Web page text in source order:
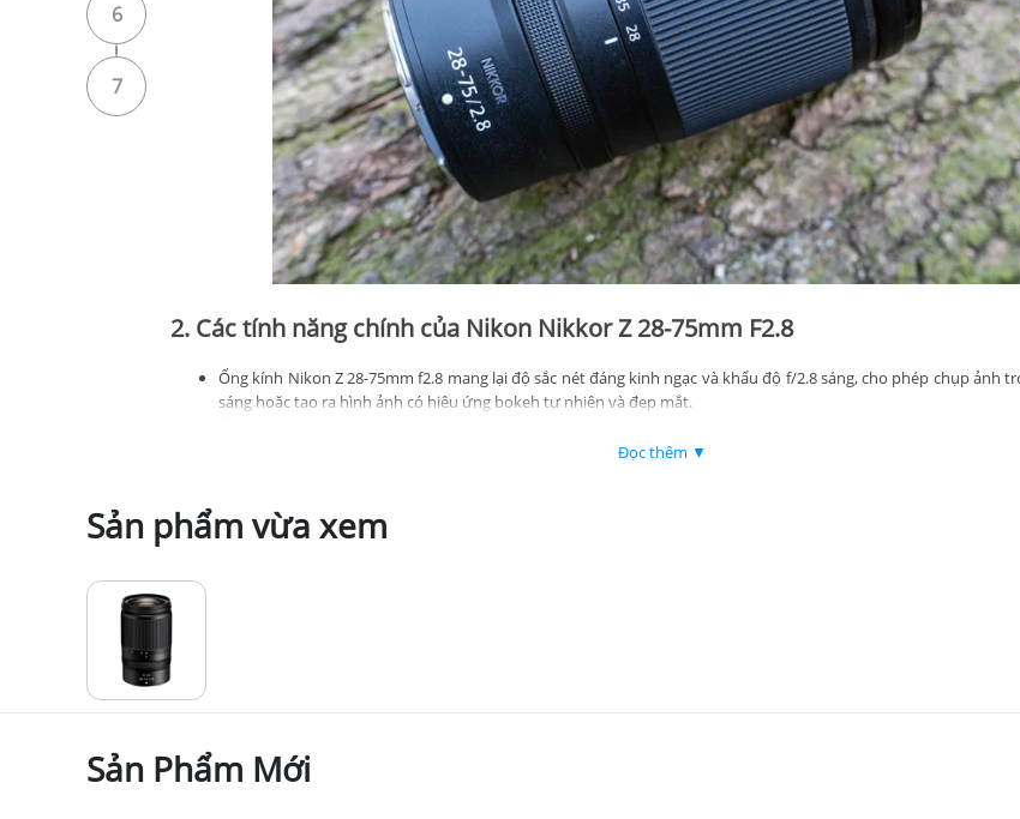
6
7
2. Các tính năng chính của Nikon Nikkor Z 28-75mm F2.8
Ống kính Nikon Z 28-75mm f2.8 mang lại độ sắc nét đáng kinh ngạc và khẩu độ f/2.8 sáng, cho phép chụp ảnh
sáng hoặc tạo ra hình ảnh có hiệu ứng bokeh tự nhiên và đẹp mắt.
hợp để sử dụng với gimbal để tạo nội dung và sản xuất video.
Khoảng cách lấy nét tối thiểu là 0,62ft (0,19m) cho phép người dùng chụp được những chi tiết phức tạp.
Nhờ sử dụng động cơ bước (STM), ống kính mang lại khả năng lấy nét tự động nhanh chóng, êm ái, lý tưởng
3. Ưu điểm của Nikon Nikkor Z 28-75mm F2.8
Tự động lấy nét nhanh, chính xác với khả năng lấy nét tốt trong điều kiện thiếu sáng
Đọc thêm ▼
Sản phẩm vừa xem
Sản Phẩm Mới